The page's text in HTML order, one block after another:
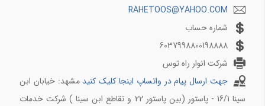
قوانین پرواز برای خانم های باردار
لوازم ممنوعه در هواپیما کدامند
آشنایی با فرودگاه های ایران و جهان
فرودگاه بین المللی مهرآباد
فرودگاه بین المللی هاشمی نژاد مشهد
RAHETOOS@YAHOO.COM
شماره حساب
6037998800198888
شرکت انوار راه توس
جهت ارسال پیام در واتساپ اینجا کلیک کنید مشهد: خیابان ابن
سینا 16/1 ‍‍‍- پاستور (بین پاستور 22 و تقاطع ابن سینا ) شرکت خدمات